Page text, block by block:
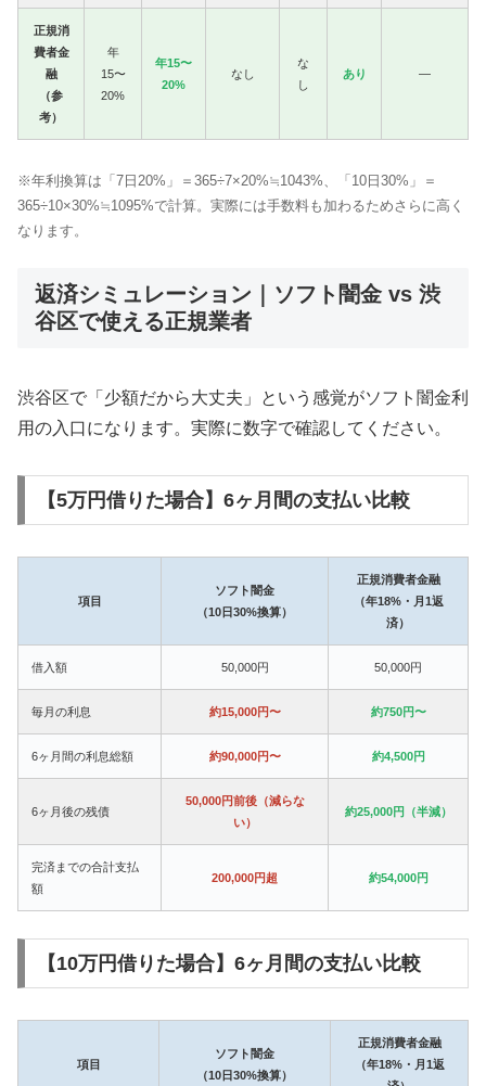
正規消
費者金
融
（参
考）
年
15〜
20%
年15〜
20%
なし
な
し
あり —
※年利換算は「7日20%」＝365÷7×20%≒1043%、「10日30%」＝
365÷10×30%≒1095%で計算。実際には手数料も加わるためさらに高く
なります。
返済シミュレーション｜ソフト闇金 vs 渋
谷区で使える正規業者
渋谷区で「少額だから大丈夫」という感覚がソフト闇金利
用の入口になります。実際に数字で確認してください。
【5万円借りた場合】6ヶ月間の支払い比較
項目
ソフト闇金
（10日30%換算）
正規消費者金融
（年18%・月1返
済）
借入額 50,000円 50,000円
毎月の利息 約15,000円〜 約750円〜
6ヶ月間の利息総額 約90,000円〜 約4,500円
6ヶ月後の残債
50,000円前後（減らな
い）
約25,000円（半減）
完済までの合計支払
額
200,000円超 約54,000円
【10万円借りた場合】6ヶ月間の支払い比較
項目
ソフト闇金
（10日30%換算）
正規消費者金融
（年18%・月1返